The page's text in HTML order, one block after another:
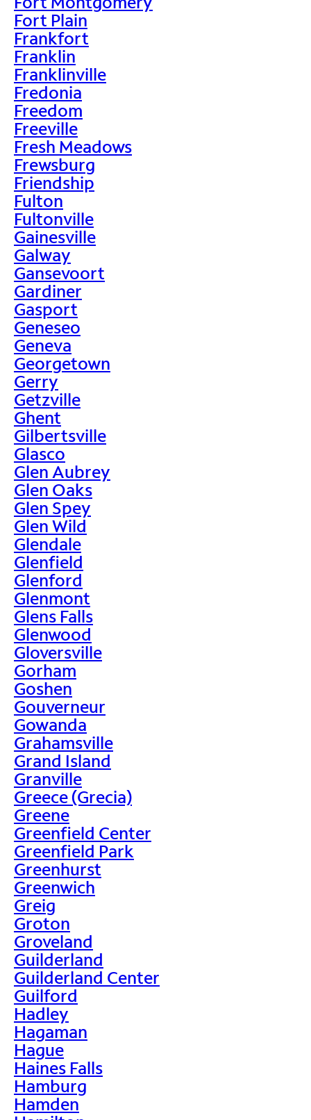
Fort Plain
Frankfort
Franklin
Franklinville
Fredonia
Freedom
Freeville
Fresh Meadows
Frewsburg
Friendship
Fulton
Fultonville
Gainesville
Galway
Gansevoort
Gardiner
Gasport
Geneseo
Geneva
Georgetown
Gerry
Getzville
Ghent
Gilbertsville
Glasco
Glen Aubrey
Glen Oaks
Glen Spey
Glen Wild
Glendale
Glenfield
Glenford
Glenmont
Glens Falls
Glenwood
Gloversville
Gorham
Goshen
Gouverneur
Gowanda
Grahamsville
Grand Island
Granville
Greece (Grecia)
Greene
Greenfield Center
Greenfield Park
Greenhurst
Greenwich
Greig
Groton
Groveland
Guilderland
Guilderland Center
Guilford
Hadley
Hagaman
Hague
Haines Falls
Hamburg
Hamden